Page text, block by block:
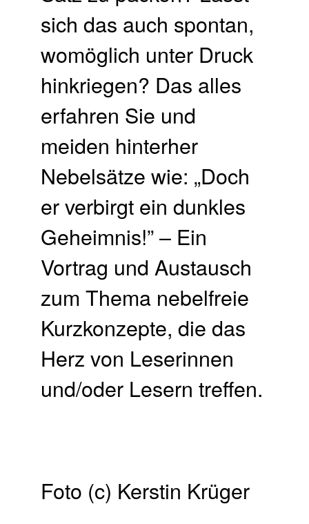
sich das auch spontan,
womöglich unter Druck
hinkriegen? Das alles
erfahren Sie und
meiden hinterher
Nebelsätze wie: „Doch
er verbirgt ein dunkles
Geheimnis!” – Ein
Vortrag und Austausch
zum Thema nebelfreie
Kurzkonzepte, die das
Herz von Leserinnen
und/oder Lesern treffen.
Foto (c) Kerstin Krüger